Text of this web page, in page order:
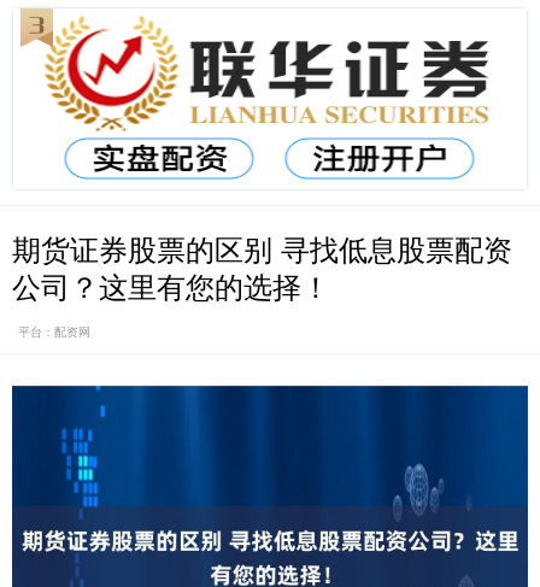
期货证券股票的区别 寻找低息股票配资
公司？这里有您的选择！
平台：配资网